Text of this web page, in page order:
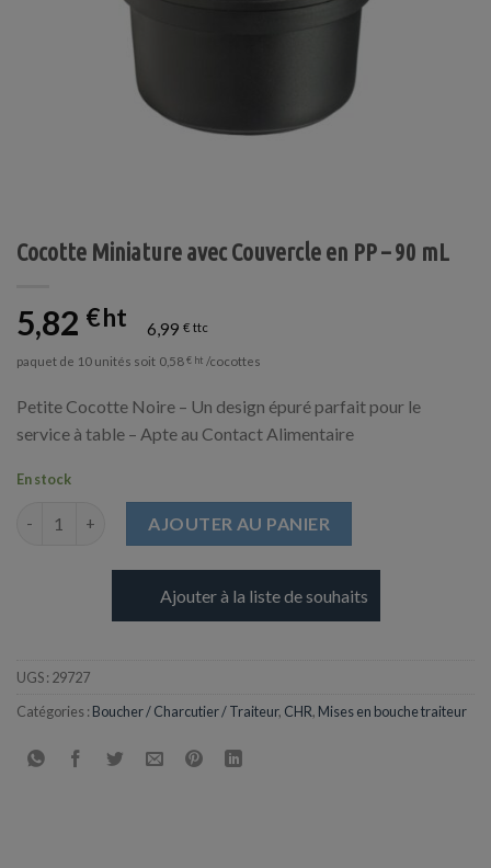
Cocotte Miniature avec Couvercle en PP – 90 mL
5,82 € 6,99 €
paquet de 10 unités soit 0,58€ /cocottes
Petite Cocotte Noire – Un design épuré parfait pour le
service à table – Apte au Contact Alimentaire
En stock
AJOUTER AU PANIER
Ajouter à la liste de souhaits
UGS : 29727
Catégories : Boucher / Charcutier / Traiteur, CHR, Mises en bouche traiteur